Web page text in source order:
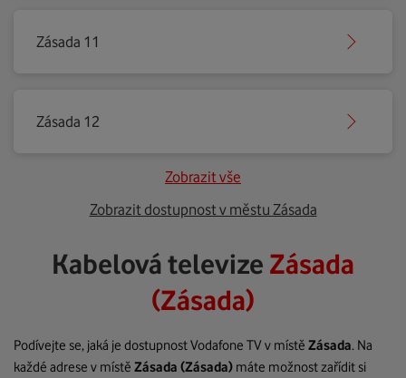
Zásada 11
Zásada 12
Zobrazit vše
Zobrazit dostupnost v městu Zásada
Kabelová televize Zásada
(Zásada)
Podívejte se, jaká je dostupnost Vodafone TV v místě Zásada. Na
každé adrese v místě Zásada (Zásada) máte možnost zařídit si